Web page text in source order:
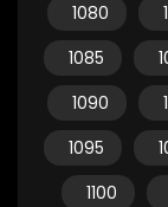
1080
1085
1090
1095
1100